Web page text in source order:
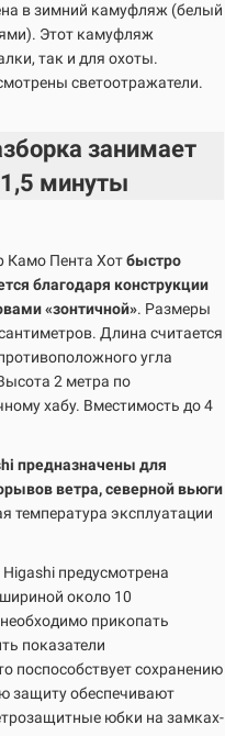
в зимний камуфляж (белый
Этот камуфляж
так и для охоты.
светоотражатели.
занимает
1,5 минуты
Камо Пента Хотбыстро
благодаря конструкции
«зонтичной». Размеры
Длина считается
угла
2 метра по
хабу. Вместимость до 4
предназначены для
ветра, северной вьюги
температура эксплуатации
предусмотрена
около 10
прикопать
показатели
поспособствует сохранению
защиту обеспечивают
юбки на замках-